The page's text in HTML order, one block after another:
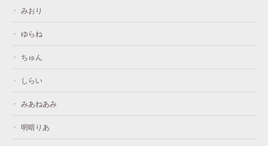
みおり
ゆらね
ちゅん
しらい
みあねあみ
明暗りあ